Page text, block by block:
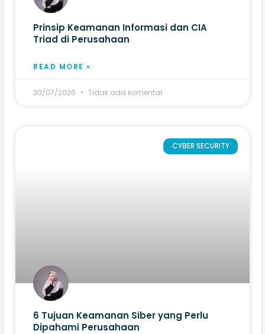
Prinsip Keamanan Informasi dan CIA
Triad di Perusahaan
READ MORE »
30/07/2026 Tidak ada komentar
CYBER SECURITY
6 Tujuan Keamanan Siber yang Perlu
Dipahami Perusahaan